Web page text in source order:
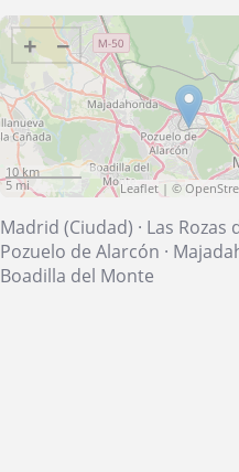
+ −
10 km
5 mi
Leaflet | ©
Madrid (Ciudad) · Las Rozas
Pozuelo de Alarcón ·
Boadilla del Monte